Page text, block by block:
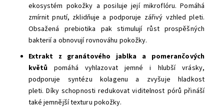
ekosystém pokožky a posiluje její mikroflóru. Pomáhá
zmírnit pnutí, zklidňuje a podporuje zářivý vzhled pleti.
Obsažená prebiotika pak stimulují růst prospěšných
bakterií a obnovují rovnováhu pokožky.
Extrakt z granátového jablka a pomerančových
květů pomáhá vyhlazovat jemné i hlubší vrásky,
podporuje syntézu kolagenu a zvyšuje hladkost
pleti. Díky schopnosti redukovat viditelnost pórů přináší
také jemnější texturu pokožky.